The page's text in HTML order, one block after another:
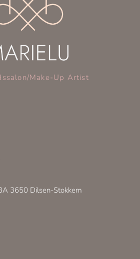
Make-Up Artist
3650 Dilsen-Stokkem